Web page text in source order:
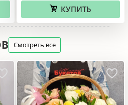
КУПИТЬ
Смотреть все